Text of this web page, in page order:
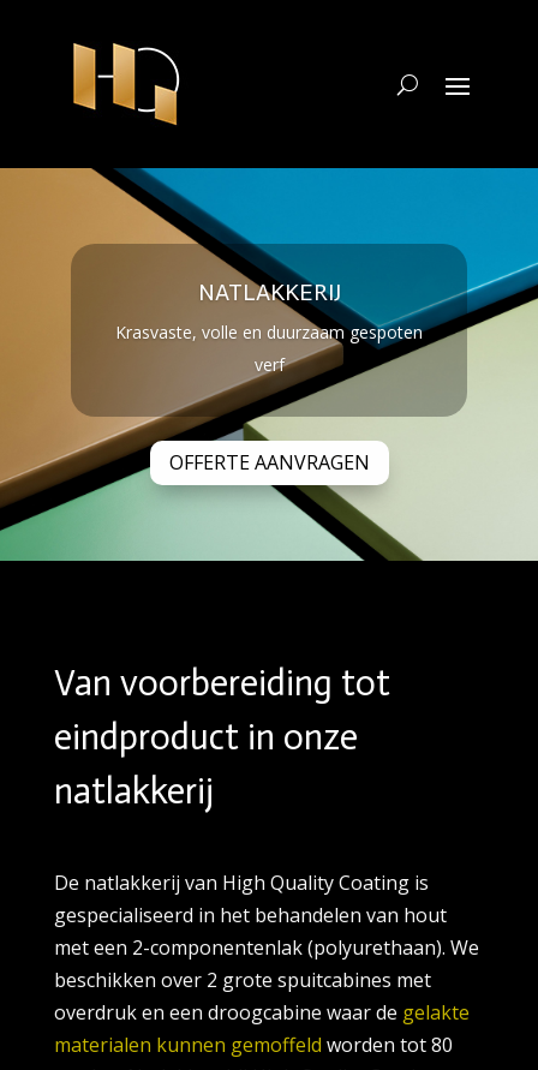
NATLAKKERIJ
Krasvaste, volle en duurzaam gespoten
verf
OFFERTE AANVRAGEN
Van voorbereiding tot
eindproduct in onze
natlakkerij
De natlakkerij van High Quality Coating is
gespecialiseerd in het behandelen van hout
met een 2-componentenlak (polyurethaan). We
beschikken over 2 grote spuitcabines met
overdruk en een droogcabine waar de gelakte
materialen kunnen gemoffeld worden tot 80